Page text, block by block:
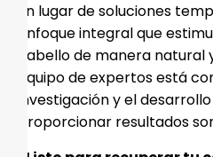
En lugar de soluciones
enfoque integral que
cabello de manera
equipo de expertos está
investigación y el
proporcionar resultados